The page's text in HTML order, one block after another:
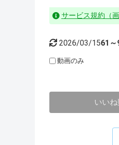
サービス規約（
2026/03/1561
動画のみ
いい